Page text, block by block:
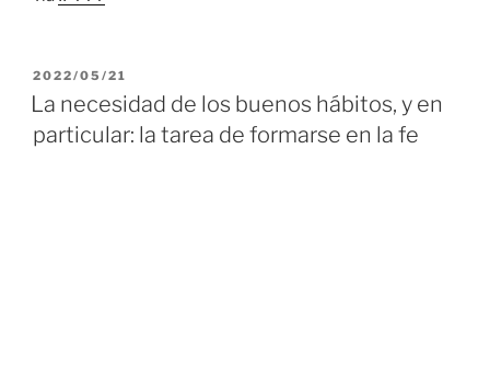
PUBLICADO
EL
2022/05/21
La necesidad de los buenos hábitos, y en
particular: la tarea de formarse en la fe